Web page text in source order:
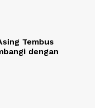
Tembus
dengan